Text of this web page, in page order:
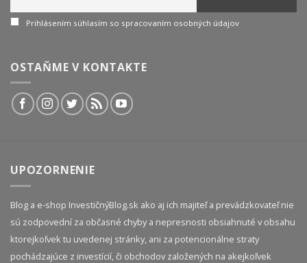
Prihlásením súhlasím so spracovaním osobných údajov
OSTAŇME V KONTAKTE
UPOZORNENIE
Blog a e-shop InvestičnýBlog.sk ako aj ich majiteľ a prevádzkovateľ nie
sú zodpovední za občasné chyby a nepresnosti obsiahnuté v obsahu
ktorejkoľvek tu uvedenej stránky, ani za potencionálne straty
pochádzajúce z investícií, či obchodov založených na akejkoľvek